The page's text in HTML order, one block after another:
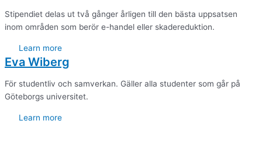
Stipendiet delas ut två gånger årligen till den bästa uppsatsen
inom områden som berör e-handel eller skadereduktion.
Learn more
Eva Wiberg
För studentliv och samverkan. Gäller alla studenter som går på
Göteborgs universitet.
Learn more